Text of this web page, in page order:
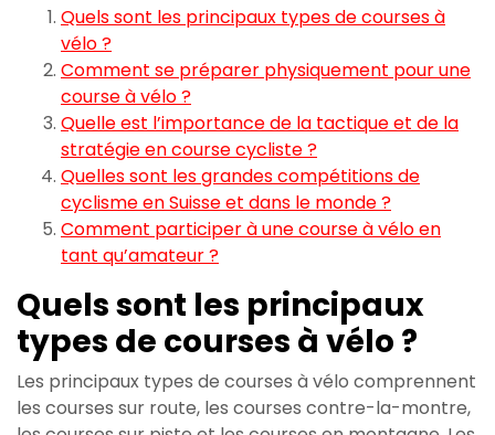
Quels sont les principaux types de courses à
vélo ?
Comment se préparer physiquement pour une
course à vélo ?
Quelle est l’importance de la tactique et de la
stratégie en course cycliste ?
Quelles sont les grandes compétitions de
cyclisme en Suisse et dans le monde ?
Comment participer à une course à vélo en
tant qu’amateur ?
Quels sont les principaux
types de courses à vélo ?
Les principaux types de courses à vélo comprennent
les courses sur route, les courses contre-la-montre,